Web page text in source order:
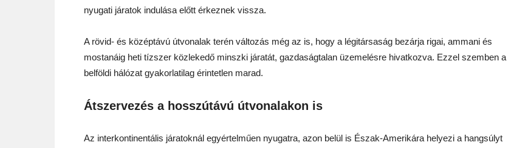
nyugati járatok indulása előtt érkeznek vissza.
A rövid- és középtávú útvonalak terén változás még az is, hogy a légitársaság bezárja rigai, ammani és
mostanáig heti tízszer közlekedő minszki járatát, gazdaságtalan üzemelésre hivatkozva. Ezzel szemben a
belföldi hálózat gyakorlatilag érintetlen marad.
Átszervezés a hosszútávú útvonalakon is
Az interkontinentális járatoknál egyértelműen nyugatra, azon belül is Észak-Amerikára helyezi a hangsúlyt